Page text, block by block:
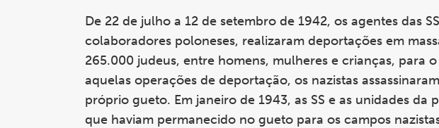
De 22 de julho a 12 de setembro de 1942, os agentes das
colaboradores poloneses, realizaram deportações em
265.000 judeus, entre homens, mulheres e crianças, para
aquelas operações de deportação, os nazistas
próprio gueto. Em janeiro de 1943, as SS e as unidades
que haviam permanecido no gueto para os campos